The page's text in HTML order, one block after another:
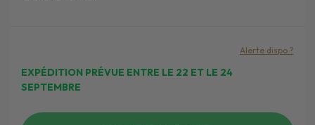
EXPÉDITION PRÉVUE ENTRE LE 22 ET LE 24
SEPTEMBRE
Alerte dispo ?